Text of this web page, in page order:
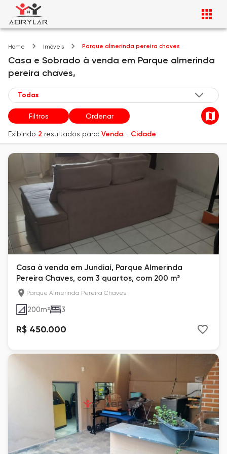
Home Imóveis Parque almerinda pereira chaves
Casa e Sobrado à venda em Parque almerinda
pereira chaves,
Filtros Ordenar
Exibindo 2 resultados para: Venda - Cidade
Casa à venda em Jundiaí, Parque Almerinda
Pereira Chaves, com 3 quartos, com 200 m²
Parque Almerinda Pereira Chaves
200m² 3
R$ 450.000